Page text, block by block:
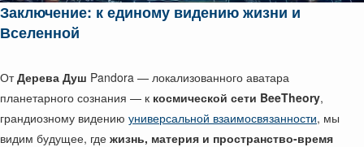
Заключение: к единому видению жизни и
Вселенной
ОтДерева Душ Pandora — локализованного аватара
планетарного сознания — к космической сети BeeTheory,
грандиозному видению универсальной взаимосвязанности, мы
видим будущее, где жизнь, материя и пространство-время